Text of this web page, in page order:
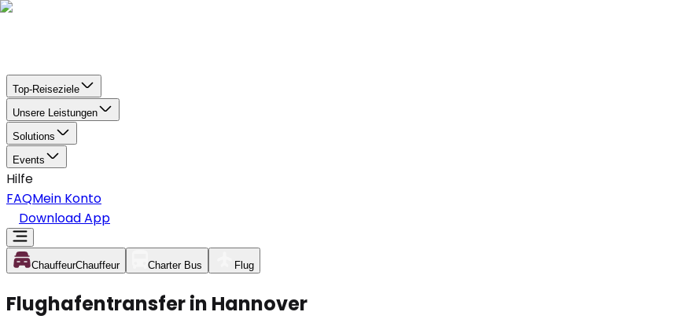
Top-Reiseziele
Unsere Leistungen
Solutions
Events
Hilfe
FAQMein Konto
Download App
ChauffeurChauffeur Charter Bus Flug
Flughafentransfer in Hannover